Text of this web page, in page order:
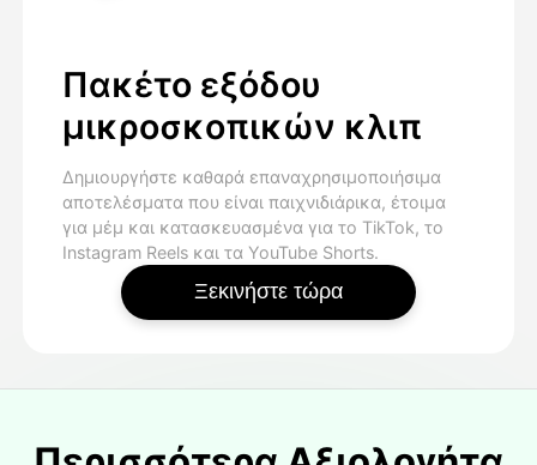
Πακέτο εξόδου
μικροσκοπικών κλιπ
Δημιουργήστε καθαρά επαναχρησιμοποιήσιμα
αποτελέσματα που είναι παιχνιδιάρικα, έτοιμα
για μέμ και κατασκευασμένα για το TikTok, το
Instagram Reels και τα YouTube Shorts.
Ξεκινήστε τώρα